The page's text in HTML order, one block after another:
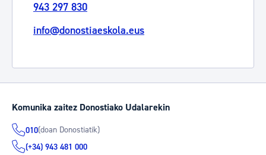
943 297 830
info@donostiaeskola.eus
Komunika zaitez Donostiako Udalarekin
010(doan Donostiatik)
(+34) 943 481 000